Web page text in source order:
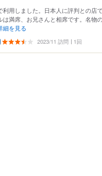
利用しました。日本人に評判との店
は満席、お兄さんと相席です。名物
細を見る
2023/11 訪問 1回